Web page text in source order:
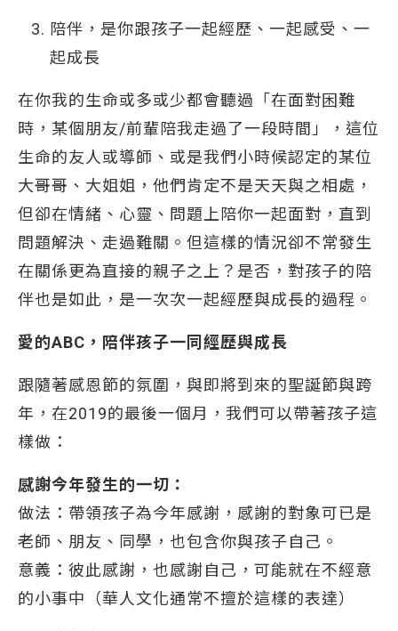
陪伴，是你跟孩子一起經歷、一起感受、一
起成長
在你我的生命或多或少都會聽過「在面對困難
時，某個朋友/前輩陪我走過了一段時間」，這位
生命的友人或導師、或是我們小時候認定的某位
大哥哥、大姐姐，他們肯定不是天天與之相處，
但卻在情緒、心靈、問題上陪你一起面對，直到
問題解決、走過難關。但這樣的情況卻不常發生
在關係更為直接的親子之上？是否，對孩子的陪
伴也是如此，是一次次一起經歷與成長的過程。
愛的ABC，陪伴孩子一同經歷與成長
跟隨著感恩節的氛圍，與即將到來的聖誕節與跨
年，在2019的最後一個月，我們可以帶著孩子這
樣做：
感謝今年發生的一切：
做法：帶領孩子為今年感謝，感謝的對象可已是
老師、朋友、同學，也包含你與孩子自己。
意義：彼此感謝，也感謝自己，可能就在不經意
的小事中（華人文化通常不擅於這樣的表達）